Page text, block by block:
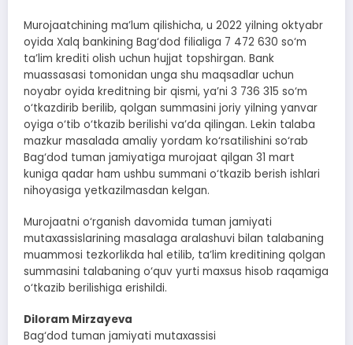
Murojaatchining ma’lum qilishicha, u 2022 yilning oktyabr
oyida Xalq bankining Bag‘dod filialiga 7 472 630 so‘m
ta’lim krediti olish uchun hujjat topshirgan. Bank
muassasasi tomonidan unga shu maqsadlar uchun
noyabr oyida kreditning bir qismi, ya’ni 3 736 315 so‘m
o‘tkazdirib berilib, qolgan summasini joriy yilning yanvar
oyiga o‘tib o‘tkazib berilishi va’da qilingan. Lekin talaba
mazkur masalada amaliy yordam ko‘rsatilishini so‘rab
Bag‘dod tuman jamiyatiga murojaat qilgan 31 mart
kuniga qadar ham ushbu summani o‘tkazib berish ishlari
nihoyasiga yetkazilmasdan kelgan.
Murojaatni o‘rganish davomida tuman jamiyati
mutaxassislarining masalaga aralashuvi bilan talabaning
muammosi tezkorlikda hal etilib, ta’lim kreditining qolgan
summasini talabaning o‘quv yurti maxsus hisob raqamiga
o‘tkazib berilishiga erishildi.
Diloram Mirzayeva
Bag‘dod tuman jamiyati mutaxassisi